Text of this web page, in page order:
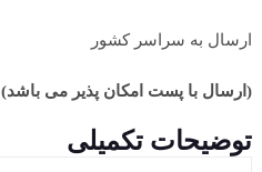
ارسال به سراسر کشور
(ارسال با پست امکان پذیر می باشد)
توضیحات تکمیلی